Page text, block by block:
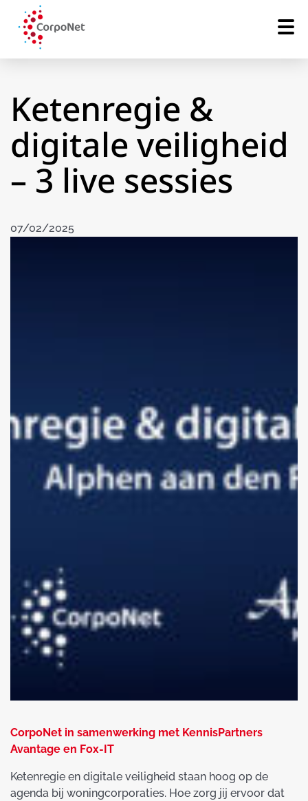
Ketenregie &
digitale veiligheid
– 3 live sessies
07/02/2025
CorpoNet in samenwerking met KennisPartners
Avantage en Fox-IT
Ketenregie en digitale veiligheid staan hoog op de
agenda bij woningcorporaties. Hoe zorg jij ervoor dat